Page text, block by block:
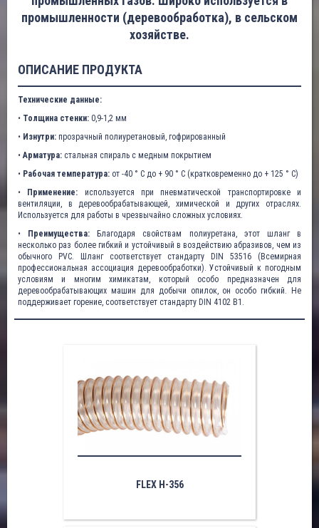
промышленности (деревообработка), в сельском
хозяйстве.
ОПИСАНИЕ ПРОДУКТА
Технические данные:
• Толщина стенки: 0,9-1,2 мм
• Изнутри: прозрачный полиуретановый, гофрированный
•Арматура: стальная спираль с медным покрытием
• Рабочая температура: от -40 ° C до + 90 ° C (кратковременно до + 125 ° C)
•
Применение: используется при пневматической транспортировке и
вентиляции, в деревообрабатывающей, химической и других отраслях.
Используется для работы в чрезвычайно сложных условиях.
•
Преимущества: Благодаря свойствам полиуретана, этот шланг в
несколько раз более гибкий и устойчивый в воздействию абразивов, чем из
обычного PVC. Шланг соответствует стандарту DIN 53516 (Всемирная
профессиональная ассоциация деревообработки). Устойчивый к погодным
условиям и многим химикатам, который особо предназначен для
деревообрабатывающих машин для добычи опилок, он особо гибкий. Не
поддерживает горение, соответствует стандарту DIN 4102 B1.
FLEX H-356